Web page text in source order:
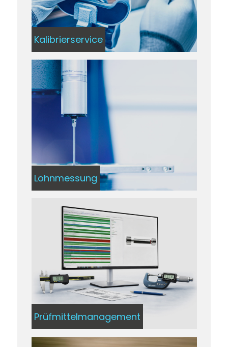
Kalibrierservice
Lohnmessung
Prüfmittelmanagement